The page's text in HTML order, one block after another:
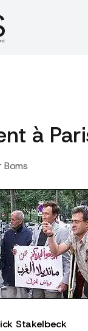
à
Boms
Stakelbeck